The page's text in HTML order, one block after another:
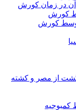
آن در زمان کورش
کورش
توسط کورش
از مصر و کشته